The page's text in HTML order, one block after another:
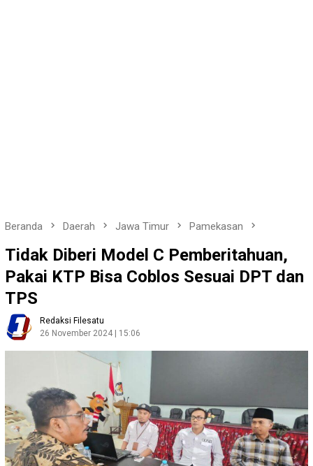
Beranda Daerah Jawa Timur Pamekasan
Tidak Diberi Model C Pemberitahuan,
Pakai KTP Bisa Coblos Sesuai DPT dan
TPS
Redaksi Filesatu
26 November 2024 | 15:06